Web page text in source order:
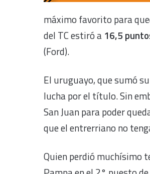
máximo favorito para
del TC estiró a 16,5
(Ford).
El uruguayo, que sumó su
lucha por el título. Sin
San Juan para poder
que el entrerriano no
Quien perdió muchísimo